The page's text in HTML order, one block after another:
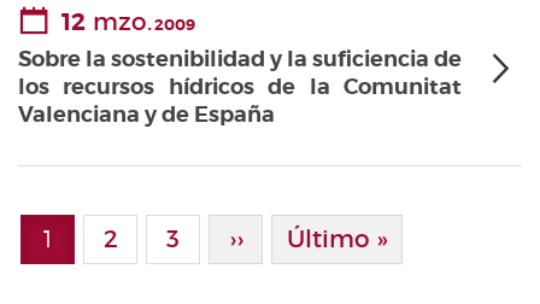
12 mzo.2009
Sobre la sostenibilidad y la suficiencia de
los recursos hídricos de la Comunitat
Valenciana y de España
Paginación
Página actual
1 Page
2 Page
3 Siguiente Página
›› Última Página
Último »